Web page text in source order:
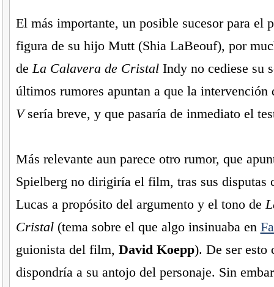
El más importante, un posible sucesor para el
figura de su hijo Mutt (Shia LaBeouf), por
deLa Calavera de CristalIndy no cediese su
últimos rumores apuntan a que la intervención
Vsería breve, y que pasaría de inmediato el
Más relevante aun parece otro rumor, que
Spielberg no dirigiría el film, tras sus disputas
Lucas a propósito del argumento y el tono de
Cristal(tema sobre el que algo insinuaba en
guionista del film, David Koepp). De ser esto
dispondría a su antojo del personaje. Sin